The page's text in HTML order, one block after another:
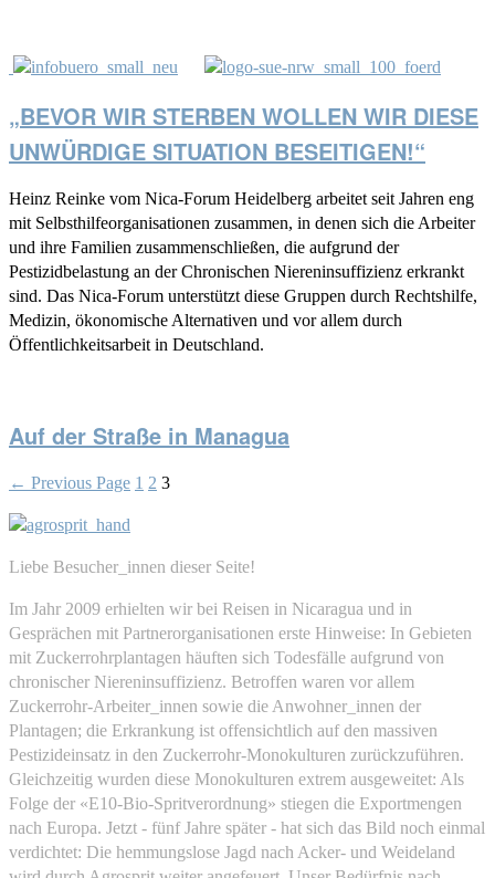
„BEVOR WIR STERBEN WOLLEN WIR DIESE
UNWÜRDIGE SITUATION BESEITIGEN!“
Heinz Reinke vom Nica-Forum Heidelberg arbeitet seit Jahren eng
mit Selbsthilfeorganisationen zusammen, in denen sich die Arbeiter
und ihre Familien zusammenschließen, die aufgrund der
Pestizidbelastung an der Chronischen Niereninsuffizienz erkrankt
sind. Das Nica-Forum unterstützt diese Gruppen durch Rechtshilfe,
Medizin, ökonomische Alternativen und vor allem durch
Öffentlichkeitsarbeit in Deutschland.
Auf der Straße in Managua
← Previous Page 1 2 3
Liebe Besucher_innen dieser Seite!
Im Jahr 2009 erhielten wir bei Reisen in Nicaragua und in
Gesprächen mit Partnerorganisationen erste Hinweise: In Gebieten
mit Zuckerrohrplantagen häuften sich Todesfälle aufgrund von
chronischer Niereninsuffizienz. Betroffen waren vor allem
Zuckerrohr-Arbeiter_innen sowie die Anwohner_innen der
Plantagen; die Erkrankung ist offensichtlich auf den massiven
Pestizideinsatz in den Zuckerrohr-Monokulturen zurückzuführen.
Gleichzeitig wurden diese Monokulturen extrem ausgeweitet: Als
Folge der «E10-Bio-Spritverordnung» stiegen die Exportmengen
nach Europa. Jetzt - fünf Jahre später - hat sich das Bild noch einmal
verdichtet: Die hemmungslose Jagd nach Acker- und Weideland